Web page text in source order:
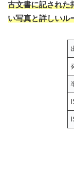
古文書に記された
い写真と詳しいル